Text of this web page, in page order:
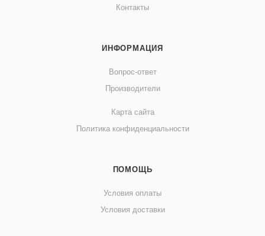
Контакты
ИНФОРМАЦИЯ
Вопрос-ответ
Производители
Карта сайта
Политика конфиденциальности
ПОМОЩЬ
Условия оплаты
Условия доставки